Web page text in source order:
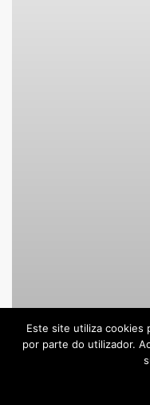
Este site utiliza cookies
por parte do utilizador.